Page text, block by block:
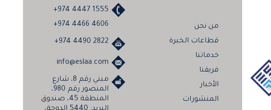
من نحن
قطاعات الخبرة
خدماتنا
فريقنا
الأخبار
المنشورات
+974 4447 1555
+974 4466 4606
+974 4490 2822
info@eslaa.com
مبني رقم 8، شارع
المنصور رقم 980،
المنطقة 45، صندوق